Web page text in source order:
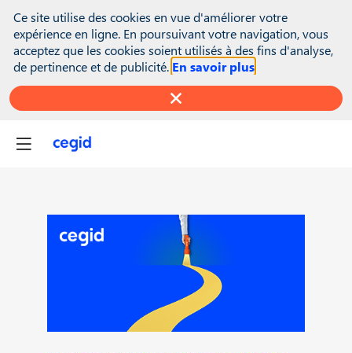
Ce site utilise des cookies en vue d'améliorer votre
expérience en ligne. En poursuivant votre navigation, vous
acceptez que les cookies soient utilisés à des fins d'analyse,
de pertinence et de publicité. En savoir plus
var inwink = global.inwink || {}; global.inwink = inwink;
inwink.tracking = inwink.tracking || {}; inwink.tracking.trackers =
inwink.tracking.trackers || []; inwink.tracking.trackers.push({
script: { id : "mytracker", innerContent : '(function() {\r\n var
didInit = false;\r\n function initMunchkin() {\r\n if(didInit ===
false) {\r\n didInit = true;\r\n Munchkin.init('818-MJH-876');\r\n
'text/javascript';\r\n s.async = true;\r\n s.src =
'//munchkin.marketo.net/munchkin.js';\r\n s.onreadystatechange
document.getElementsByTagName('head')
[0].appendChild(s);\r\n})();' }, trackPage: function(location){},
trackAction: function(category, action, label){} }); if
(inwink.trackingStatus) inwink.trackingStatus(); })(this);